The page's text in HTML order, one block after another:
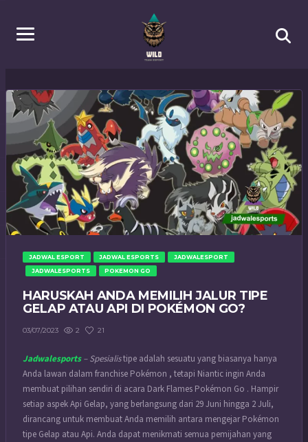
JADWAL ESPORT JADWAL ESPORTS
JADWALESPORT
JADWALESPORTS
POKEMON GO
HARUSKAH ANDA MEMILIH JALUR TIPE
GELAP ATAU API DI POKÉMON GO?
03/07/2023 2 21
Jadwalesports– Spesialistipe adalah sesuatu yang biasanya hanya
Anda lawan dalam franchise Pokémon , tetapi Niantic ingin Anda
membuat pilihan sendiri di acara Dark Flames Pokémon Go . Hampir
setiap aspek Api Gelap, yang berlangsung dari 29 Juni hingga 2 Juli,
dirancang untuk membuat Anda memilih antara mengejar Pokémon
tipe Gelap atau Api. Anda dapat menikmati semua pemijahan yang